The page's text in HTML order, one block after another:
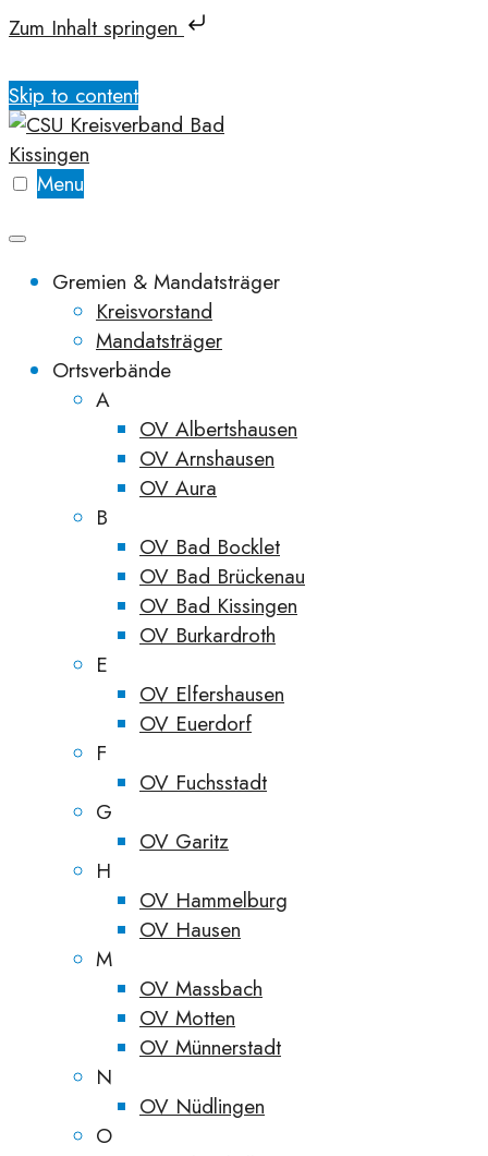
Zum Inhalt springen
Skip to content
Menu
Gremien & Mandatsträger
Kreisvorstand
Mandatsträger
Ortsverbände
A
OV Albertshausen
OV Arnshausen
OV Aura
B
OV Bad Bocklet
OV Bad Brückenau
OV Bad Kissingen
OV Burkardroth
E
OV Elfershausen
OV Euerdorf
F
OV Fuchsstadt
G
OV Garitz
H
OV Hammelburg
OV Hausen
M
OV Massbach
OV Motten
OV Münnerstadt
N
OV Nüdlingen
O